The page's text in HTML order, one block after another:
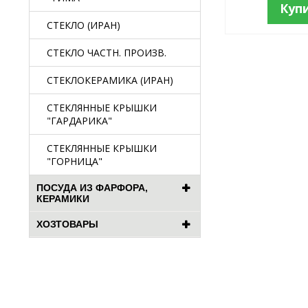
СТЕКЛО (ИРАН)
СТЕКЛО ЧАСТН. ПРОИЗВ.
СТЕКЛОКЕРАМИКА (ИРАН)
СТЕКЛЯННЫЕ КРЫШКИ
"ГАРДАРИКА"
СТЕКЛЯННЫЕ КРЫШКИ
"ГОРНИЦА"
ПОСУДА ИЗ ФАРФОРА,
КЕРАМИКИ
ХОЗТОВАРЫ